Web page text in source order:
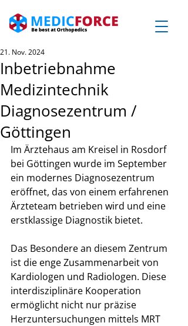
Inbetriebnahme
Medizintechnik
Diagnosezentrum /
Göttingen
21. Nov. 2024
Im Ärztehaus am Kreisel in Rosdorf
bei Göttingen wurde im September
ein modernes Diagnosezentrum
eröffnet, das von einem erfahrenen
Ärzteteam betrieben wird und eine
erstklassige Diagnostik bietet.
Das Besondere an diesem Zentrum
ist die enge Zusammenarbeit von
Kardiologen und Radiologen. Diese
interdisziplinäre Kooperation
ermöglicht nicht nur präzise
Herzuntersuchungen mittels MRT